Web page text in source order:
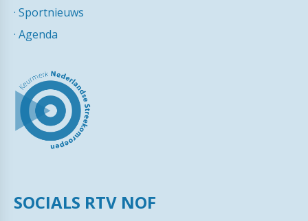
· Sportnieuws
· Agenda
SOCIALS RTV NOF